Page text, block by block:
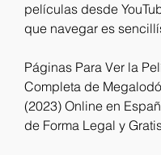
películas desde
que navegar es
Páginas Para Ver la
Completa de
(2023) Online en
de Forma Legal y